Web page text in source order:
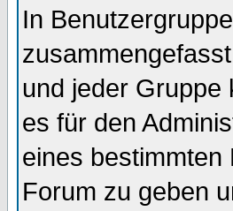
In
und jeder Gruppe
es für den
eines
Forum zu geben